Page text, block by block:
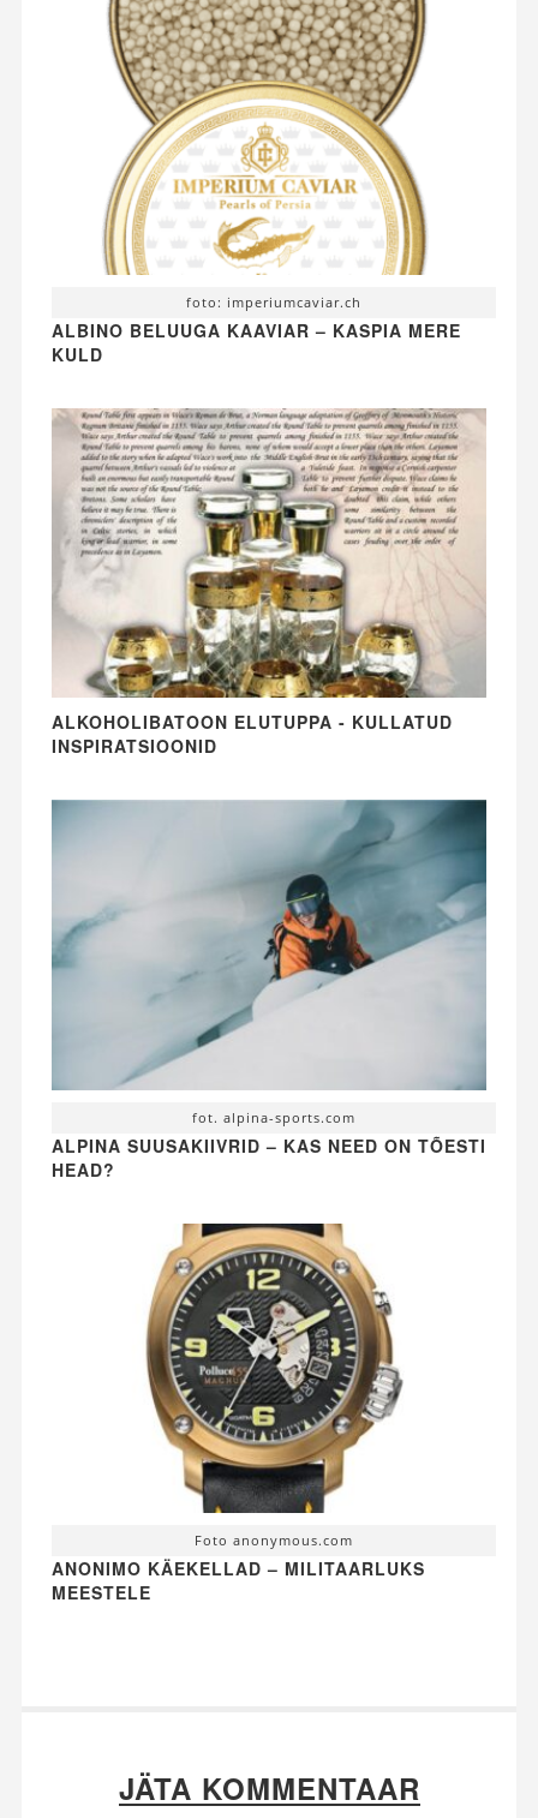
foto: imperiumcaviar.ch
ALBINO BELUUGA KAAVIAR – KASPIA MERE
KULD
ALKOHOLIBATOON ELUTUPPA - KULLATUD
INSPIRATSIOONID
fot. alpina-sports.com
ALPINA SUUSAKIIVRID – KAS NEED ON TÕESTI
HEAD?
Foto anonymous.com
ANONIMO KÄEKELLAD – MILITAARLUKS
MEESTELE
JÄTA KOMMENTAAR